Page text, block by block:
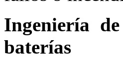
Ingeniería
baterías